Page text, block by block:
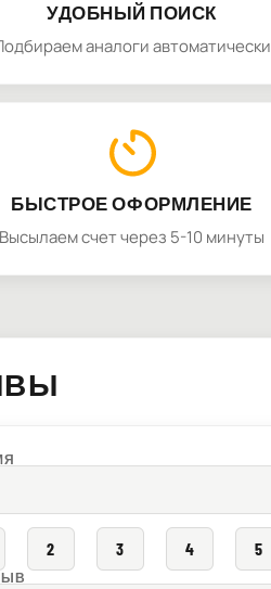
УДОБНЫЙ ПОИСК
аналоги автоматически
БЫСТРОЕ ОФОРМЛЕНИЕ
Высылаем счет через 5-10 минуты
2 3 4 5